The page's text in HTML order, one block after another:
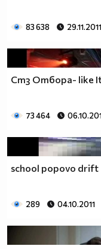
83 638 29.11.2011
Стз Отбора- like
73 464
school popovo drift
289 04.10.2011